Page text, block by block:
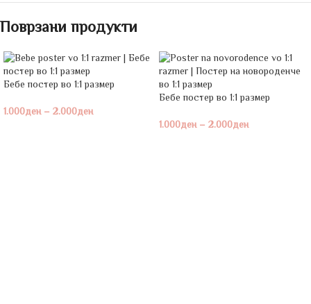
Поврзани продукти
Бебе постeр во 1:1 размер
1.000ден – 2.000ден
Бебе постeр во 1:1 размер
1.000ден – 2.000ден